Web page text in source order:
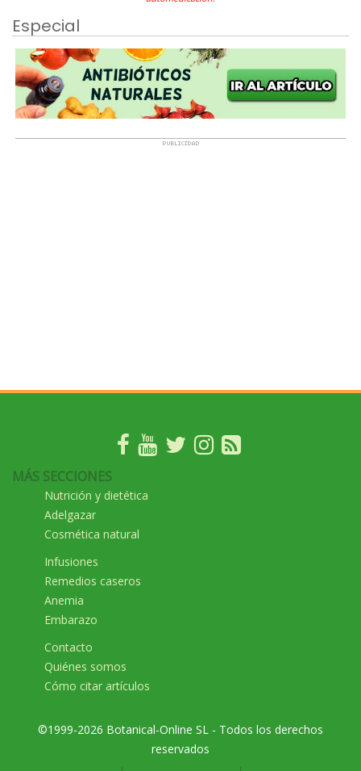
Especial
MÁS SECCIONES
Nutrición y dietética
Adelgazar
Cosmética natural
Infusiones
Remedios caseros
Anemia
Embarazo
Contacto
Quiénes somos
Cómo citar artículos
©1999-2026 Botanical-Online SL - Todos los derechos
reservados